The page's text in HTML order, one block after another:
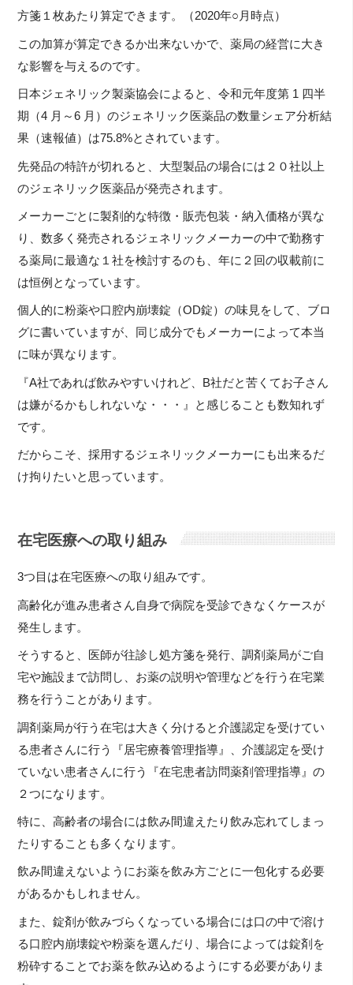
方箋１枚あたり算定できます。（2020年○月時点）
この加算が算定できるか出来ないかで、薬局の経営に大き
な影響を与えるのです。
日本ジェネリック製薬協会によると、令和元年度第 1 四半
期（4 月～6 月）のジェネリック医薬品の数量シェア分析結
果（速報値）は75.8%とされています。
先発品の特許が切れると、大型製品の場合には２０社以上
のジェネリック医薬品が発売されます。
メーカーごとに製剤的な特徴・販売包装・納入価格が異な
り、数多く発売されるジェネリックメーカーの中で勤務す
る薬局に最適な１社を検討するのも、年に２回の収載前に
は恒例となっています。
個人的に粉薬や口腔内崩壊錠（OD錠）の味見をして、ブロ
グに書いていますが、同じ成分でもメーカーによって本当
に味が異なります。
『A社であれば飲みやすいけれど、B社だと苦くてお子さん
は嫌がるかもしれないな・・・』と感じることも数知れず
です。
だからこそ、採用するジェネリックメーカーにも出来るだ
け拘りたいと思っています。
在宅医療への取り組み
3つ目は在宅医療への取り組みです。
高齢化が進み患者さん自身で病院を受診できなくケースが
発生します。
そうすると、医師が往診し処方箋を発行、調剤薬局がご自
宅や施設まで訪問し、お薬の説明や管理などを行う在宅業
務を行うことがあります。
調剤薬局が行う在宅は大きく分けると介護認定を受けてい
る患者さんに行う『居宅療養管理指導』、介護認定を受け
ていない患者さんに行う『在宅患者訪問薬剤管理指導』の
２つになります。
特に、高齢者の場合には飲み間違えたり飲み忘れてしまっ
たりすることも多くなります。
飲み間違えないようにお薬を飲み方ごとに一包化する必要
があるかもしれません。
また、錠剤が飲みづらくなっている場合には口の中で溶け
る口腔内崩壊錠や粉薬を選んだり、場合によっては錠剤を
粉砕することでお薬を飲み込めるようにする必要がありま